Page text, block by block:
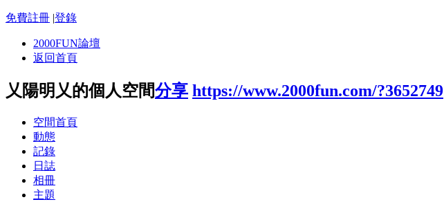
免費註冊 |登錄
2000FUN論壇
返回首頁
乂陽明乂的個人空間分享 https://www.2000fun.com/?3652749
空間首頁
動態
記錄
日誌
相冊
主題